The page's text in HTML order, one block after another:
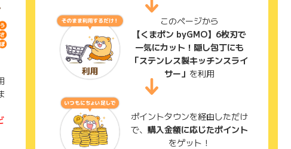
このページから
【くまポン byGMO】6枚刃で
一気にカット！隠し包丁にも
「ステンレス製キッチンスライ
サー」 を利用
ポイントタウンを経由しただけ
で、 購入金額に応じたポイント
をゲット！